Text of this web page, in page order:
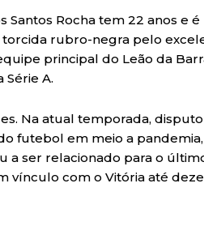
Santos Rocha tem 22 anos e
torcida rubro-negra pelo
principal do Leão da
A.
Na atual temporada,
futebol em meio a
a ser relacionado para o
vínculo com o Vitória até